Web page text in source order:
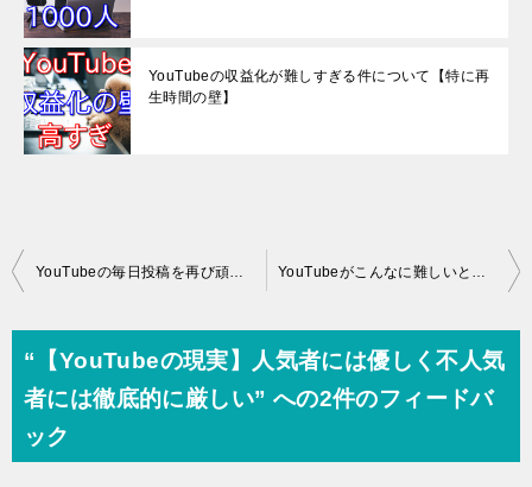
YouTubeの収益化が難しすぎる件について【特に再
生時間の壁】
投
ビ
ー
“【YouTubeの現実】人気者には優しく不人気
者には徹底的に厳しい” への2件のフィードバ
ック